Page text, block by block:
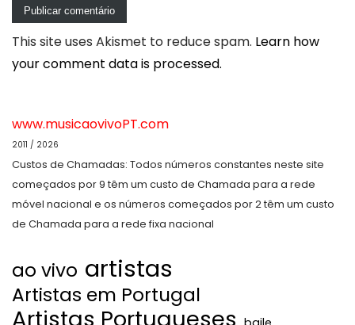
This site uses Akismet to reduce spam. Learn how
your comment data is processed.
www.musicaovivoPT.com
2011 / 2026
Custos de Chamadas: Todos números constantes neste site
começados por 9 têm um custo de Chamada para a rede
móvel nacional e os números começados por 2 têm um custo
de Chamada para a rede fixa nacional
ao vivo artistas
Artistas em Portugal